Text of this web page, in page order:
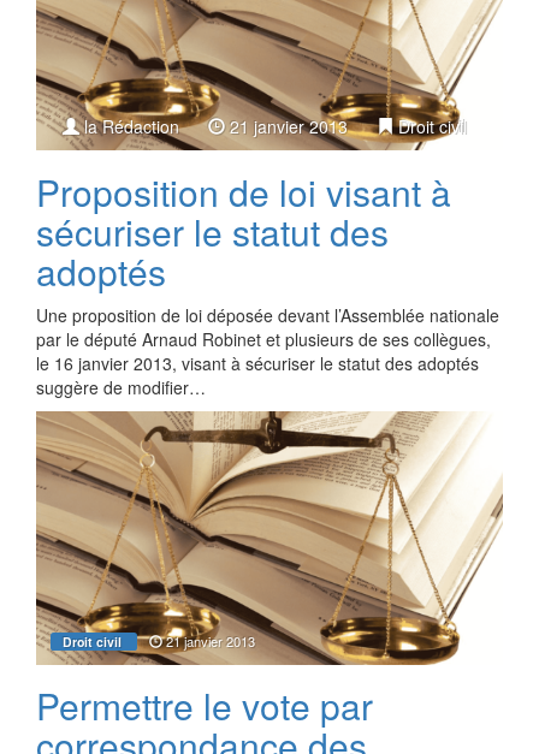
la Rédaction 21 janvier 2013 Droit civil
Proposition de loi visant à
sécuriser le statut des
adoptés
Une proposition de loi déposée devant l’Assemblée nationale
par le député Arnaud Robinet et plusieurs de ses collègues,
le 16 janvier 2013, visant à sécuriser le statut des adoptés
suggère de modifier…
Droit civil 21 janvier 2013
Permettre le vote par